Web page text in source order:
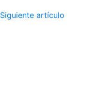
Siguiente artículo